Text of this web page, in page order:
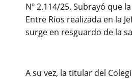
Nº 2.114/25. Subrayó que
Entre Ríos realizada en la
surge en resguardo de la
A su vez, la titular del